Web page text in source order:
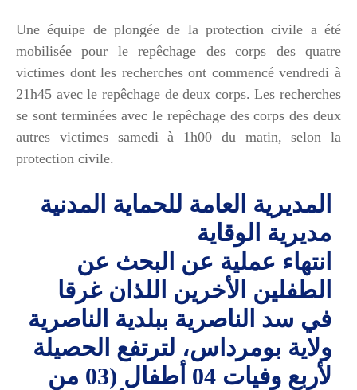
Une équipe de plongée de la protection civile a été
mobilisée pour le repêchage des corps des quatre
victimes dont les recherches ont commencé vendredi à
21h45 avec le repêchage de deux corps. Les recherches
se sont terminées avec le repêchage des corps des deux
autres victimes samedi à 1h00 du matin, selon la
protection civile.
المديرية العامة للحماية المدنية
مديرية الوقاية
انتهاء عملية عن البحث عن
الطفلين الأخرين اللذان غرقا
في سد الناصرية ببلدية الناصرية
ولاية بومرداس، لترتفع الحصيلة
لأربع وفيات 04 أطفال (03 من